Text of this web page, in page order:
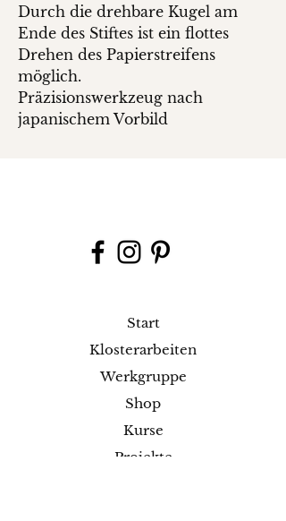
Durch die drehbare Kugel am
Ende des Stiftes ist ein flottes
Drehen des Papierstreifens
möglich.
Präzisionswerkzeug nach
japanischem Vorbild
Start
Klosterarbeiten
Werkgruppe
Shop
Kurse
Projekte